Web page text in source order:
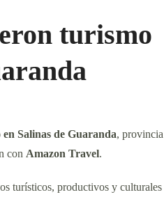
turismo
Salinas de Guaranda,
con Amazon Travel.
turísticos, productivos y culturales